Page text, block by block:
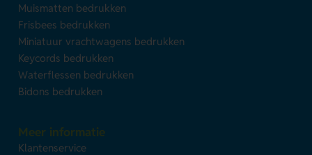
Muismatten bedrukken
Frisbees bedrukken
Miniatuur vrachtwagens bedrukken
Keycords bedrukken
Waterflessen bedrukken
Bidons bedrukken
Meer informatie
Klantenservice